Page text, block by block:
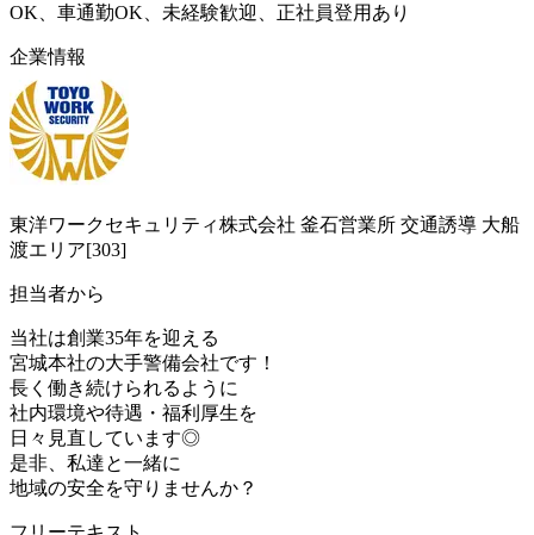
OK、車通勤OK、未経験歓迎、正社員登用あり
企業情報
東洋ワークセキュリティ株式会社 釜石営業所 交通誘導 大船
渡エリア[303]
担当者から
当社は創業35年を迎える
宮城本社の大手警備会社です！
長く働き続けられるように
社内環境や待遇・福利厚生を
日々見直しています◎
是非、私達と一緒に
地域の安全を守りませんか？